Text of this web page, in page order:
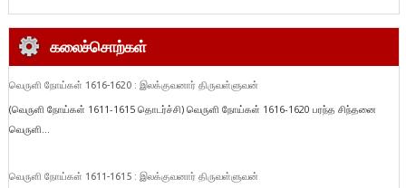
கலைச்சொற்கள்
வெருளி நோய்கள் 1616-1620 : இலக்குவனார் திருவள்ளுவன்
(வெருளி நோய்கள் 1611-1615 தொடர்ச்சி) வெருளி நோய்கள் 1616-1620 பரந்த சிந்தனை
வெருளி...
வெருளி நோய்கள் 1611-1615 : இலக்குவனார் திருவள்ளுவன்